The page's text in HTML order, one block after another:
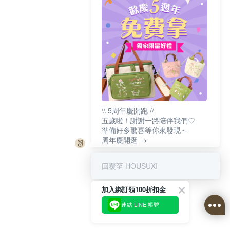
\\ 5周年慶開跑 //
五歲啦！謝謝一路陪伴我們♡
準備好多驚喜等你來發現～
周年慶開逛 →
回覆至 HOUSUXI
加入綁訂領100折扣金
連結 LINE 帳號